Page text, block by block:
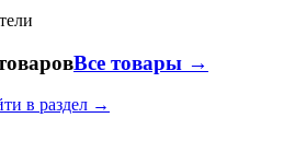
Все товары →
в раздел →